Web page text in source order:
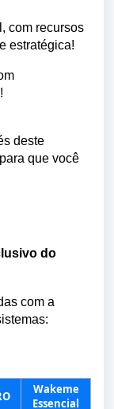
com recursos
estratégica!
deste
que você
do
com a
:
Wakeme
Essencial